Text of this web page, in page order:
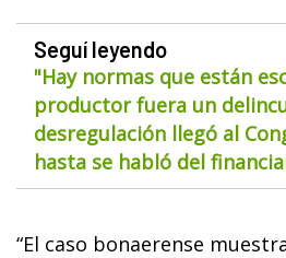
Seguí leyendo
"Hay normas que están
productor fuera un
desregulación llegó al
hasta se habló del
“El caso bonaerense